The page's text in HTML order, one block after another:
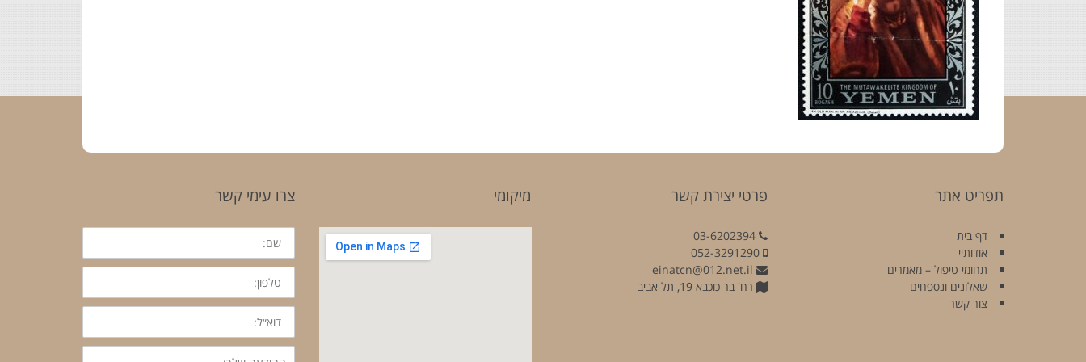
תפריט אתר
דף בית
אודותיי
תחומי טיפול – מאמרים
שאלונים ונספחים
צור קשר
פרטי יצירת קשר
03-6202394
052-3291290
einatcn@012.net.il
רח' בר כוכבא 19, תל אביב
מיקומי צרו עימי קשר
שם:
טלפון:
דוא״ל:
ההודעה